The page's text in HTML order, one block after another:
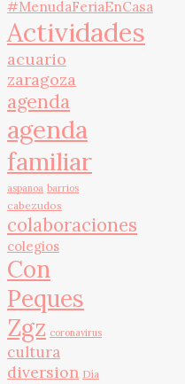
#MenudaFeriaEnCasa
Actividades
acuario
zaragoza
agenda
agenda
familiar
aspanoa barrios
cabezudos
colaboraciones
colegios
Con
Peques
Zgz coronavirus
cultura
diversion Día